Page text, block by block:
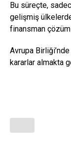
Bu süreçte,
gelişmiş
finansman
Avrupa
kararlar almakta